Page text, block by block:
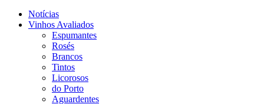
Notícias
Vinhos Avaliados
Espumantes
Rosés
Brancos
Tintos
Licorosos
do Porto
Aguardentes